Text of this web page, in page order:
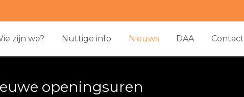
zijn we? Nuttige info Nieuws DAA Contact
openingsuren